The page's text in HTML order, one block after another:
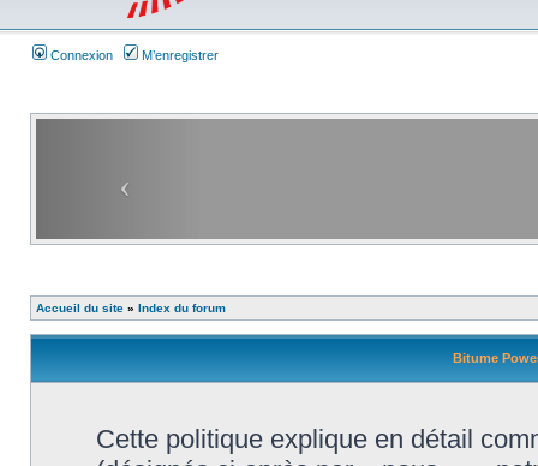
Connexion M’enregistrer
Accueil du site » Index du forum
Bitume
Cette politique explique en détail